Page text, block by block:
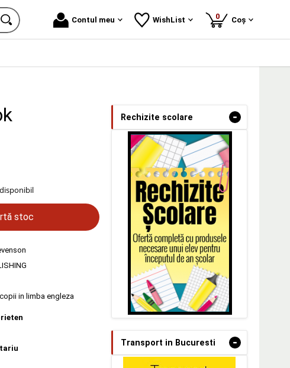
Contul meu WishList 0produse
Coș
stoc
in limba engleza
Rechizite scolare -
Transport in Bucuresti -